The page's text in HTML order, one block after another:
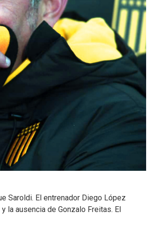
Saroldi. El entrenador Diego López
la ausencia de Gonzalo Freitas. El